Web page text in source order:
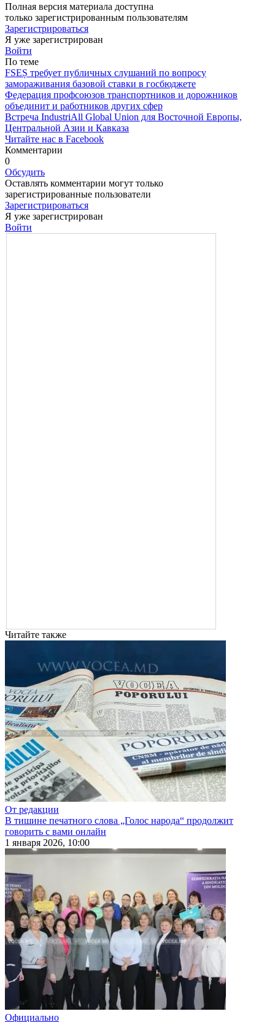
Полная версия материала доступна
только зарегистрированным пользователям
Зарегистрироваться
Я уже зарегистрирован
Войти
По теме
FSEȘ требует публичных слушаний по вопросу
замораживания базовой ставки в госбюджете
Федерация профсоюзов транспортников и дорожников
объединит и работников других сфер
Встреча IndustriAll Global Union для Восточной Европы,
Центральной Азии и Кавказа
Читайте нас в Facebook
Комментарии
0
Обсудить
Оставлять комментарии могут только
зарегистрированные пользователи
Зарегистрироваться
Я уже зарегистрирован
Войти
Читайте также
От редакции
В тишине печатного слова „Голос народа“ продолжит
говорить с вами онлайн
1 января 2026, 10:00
Официально